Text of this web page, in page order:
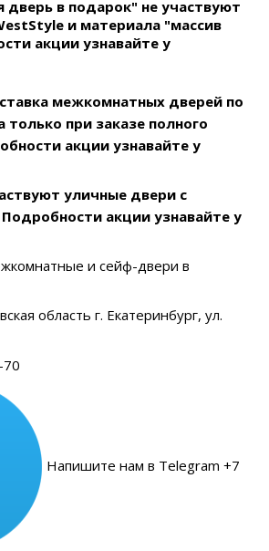
дверь в подарок" не участвуют
и материала "массив
акции узнавайте у
межкомнатных дверей по
при заказе полного
акции узнавайте у
уличные двери с
акции узнавайте у
и сейф-двери в
область г. Екатеринбург, ул.
Напишите нам в Telegram +7